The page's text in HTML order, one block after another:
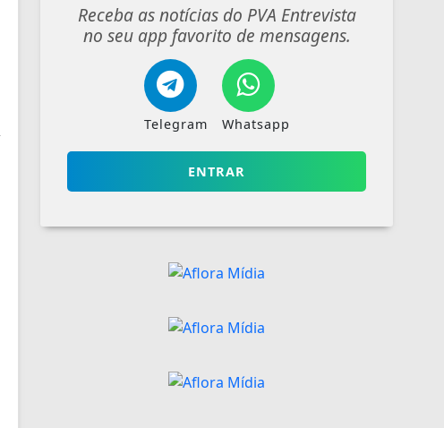
Receba as notícias do PVA Entrevista
no seu app favorito de mensagens.
Telegram Whatsapp
ENTRAR